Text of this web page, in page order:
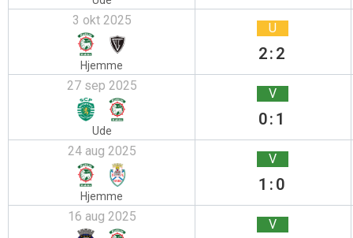
3 okt 2025
Hjemme
U
2:2
27 sep 2025
Ude
V
0:1
24 aug 2025
Hjemme
V
1:0
16 aug 2025 V